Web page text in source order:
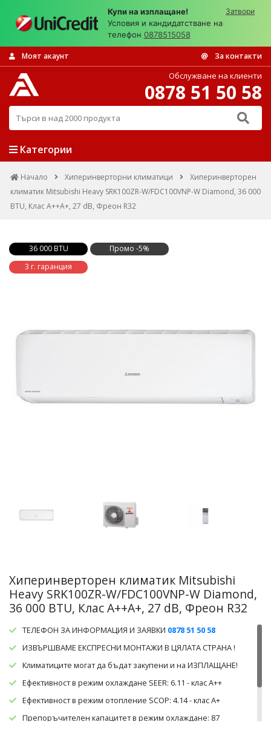
Купи на изплащане!
Условия и кандидатстване на
телефон 0878515058
Затвори
Моят акаунт За контакти
Търси в над 2000 продукта
Обслужване на клиенти
0878 51 50 58
Категории
Начало Хиперинверторни климатици
Хиперинверторен
климатик Mitsubishi Heavy SRK100ZR-W/FDC100VNP-W Diamond, 36 000
BTU, Клас A++A+, 27 dB, Фреон R32
36 000 BTU
Промо -5%
3 г. гаранция
Хиперинверторен климатик Mitsubishi
Heavy SRK100ZR-W/FDC100VNP-W Diamond,
36 000 BTU, Клас A++A+, 27 dB, Фреон R32
ТЕЛЕФОН ЗА ИНФОРМАЦИЯ И ЗАЯВКИ 0878 51 50 58
ИЗВЪРШВАМЕ ЕКСПРЕСНИ МОНТАЖИ В ЦЯЛАТА СТРАНА !
Климатиците могат да бъдат закупени и на ИЗПЛАЩАНЕ!
Ефективност в режим охлаждане SEER: 6.11 - клас А++
Ефективност в режим отопление SCOP: 4.14 - клас А+
Препоръчителен капацитет в режим охлаждане: 87